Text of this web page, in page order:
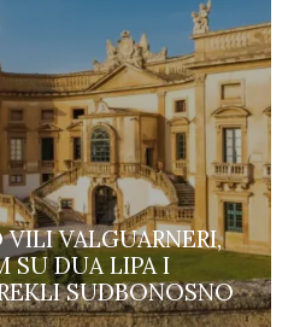
VALGUARNERI,
SU DUA LIPA I
SUDBONOSNO